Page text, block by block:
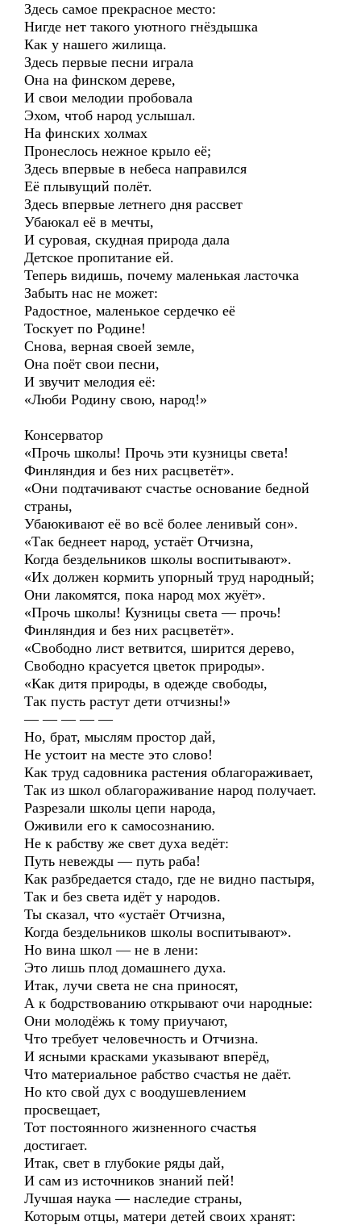
Здесь самое прекрасное место:
Нигде нет такого уютного гнёздышка
Как у нашего жилища.
Здесь первые песни играла
Она на финском дереве,
И свои мелодии пробовала
Эхом, чтоб народ услышал.
На финских холмах
Пронеслось нежное крыло её;
Здесь впервые в небеса направился
Её плывущий полёт.
Здесь впервые летнего дня рассвет
Убаюкал её в мечты,
И суровая, скудная природа дала
Детское пропитание ей.
Теперь видишь, почему маленькая ласточка
Забыть нас не может:
Радостное, маленькое сердечко её
Тоскует по Родине!
Снова, верная своей земле,
Она поёт свои песни,
И звучит мелодия её:
«Люби Родину свою, народ!»
Консерватор
«Прочь школы! Прочь эти кузницы света!
Финляндия и без них расцветёт».
«Они подтачивают счастье основание бедной
страны,
Убаюкивают её во всё более ленивый сон».
«Так беднеет народ, устаёт Отчизна,
Когда бездельников школы воспитывают».
«Их должен кормить упорный труд народный;
Они лакомятся, пока народ мох жуёт».
«Прочь школы! Кузницы света — прочь!
Финляндия и без них расцветёт».
«Свободно лист ветвится, ширится дерево,
Свободно красуется цветок природы».
«Как дитя природы, в одежде свободы,
Так пусть растут дети отчизны!»
— — — — —
Но, брат, мыслям простор дай,
Не устоит на месте это слово!
Как труд садовника растения облагораживает,
Так из школ облагораживание народ получает.
Разрезали школы цепи народа,
Оживили его к самосознанию.
Не к рабству же свет духа ведёт:
Путь невежды — путь раба!
Как разбредается стадо, где не видно пастыря,
Так и без света идёт у народов.
Ты сказал, что «устаёт Отчизна,
Когда бездельников школы воспитывают».
Но вина школ — не в лени:
Это лишь плод домашнего духа.
Итак, лучи света не сна приносят,
А к бодрствованию открывают очи народные:
Они молодёжь к тому приучают,
Что требует человечность и Отчизна.
И ясными красками указывают вперёд,
Что материальное рабство счастья не даёт.
Но кто свой дух с воодушевлением
просвещает,
Тот постоянного жизненного счастья
достигает.
Итак, свет в глубокие ряды дай,
И сам из источников знаний пей!
Лучшая наука — наследие страны,
Которым отцы, матери детей своих хранят: